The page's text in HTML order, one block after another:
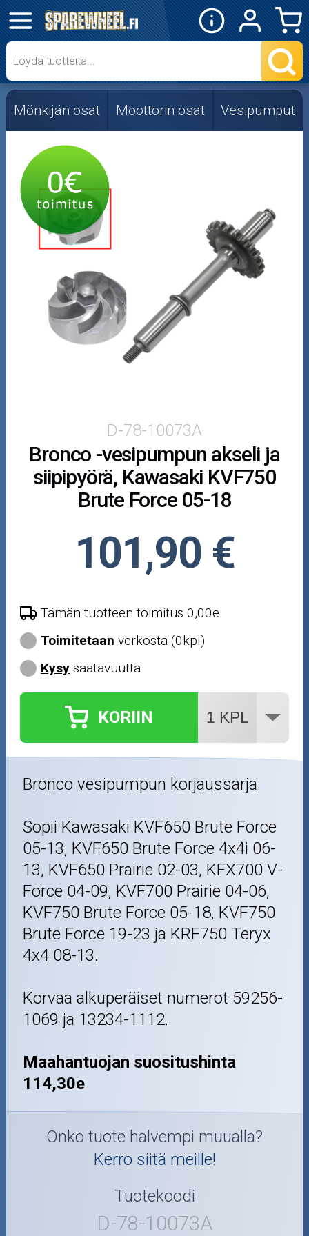
✕
Mopon osat
Skootterin osat
Crossipyörän osat
Moottoripyörän osat
Moottorikelkan osat
Mopoauton osat
Mönkijän osat
Puutarha ja metsä
Ajovarusteet
Öljyt ja kemikaalit
Työkalut
Mönkijän osat Moottorin osat Vesipumput
D-78-10073A
Bronco -vesipumpun akseli ja
siipipyörä, Kawasaki KVF750
Brute Force 05-18
101,90 €
Tämän tuotteen toimitus 0,00e
Toimitetaan verkosta (0kpl)
Kysy saatavuutta
KORIIN
Bronco vesipumpun korjaussarja.
Sopii Kawasaki KVF650 Brute Force
05-13, KVF650 Brute Force 4x4i 06-
13, KVF650 Prairie 02-03, KFX700 V-
Force 04-09, KVF700 Prairie 04-06,
KVF750 Brute Force 05-18, KVF750
Brute Force 19-23 ja KRF750 Teryx
4x4 08-13.
Korvaa alkuperäiset numerot 59256-
1069 ja 13234-1112.
Maahantuojan suositushinta
114,30e
Onko tuote halvempi muualla?
Kerro siitä meille!
Tuotekoodi
D-78-10073A